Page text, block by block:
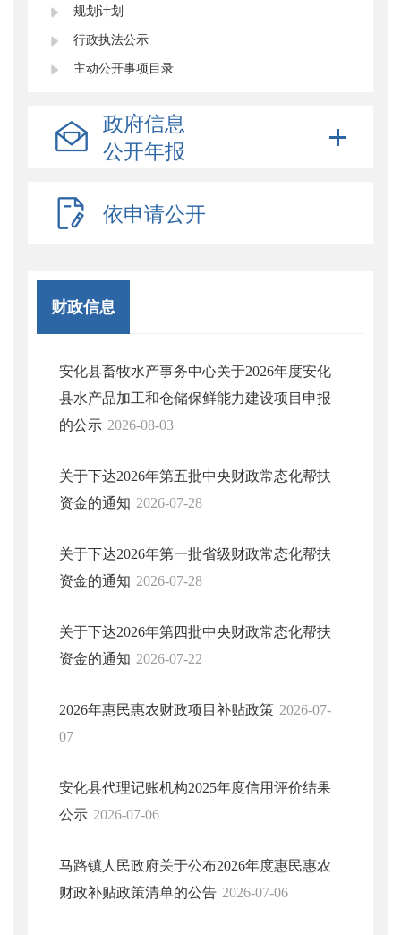
规划计划
行政执法公示
主动公开事项目录
政府信息
公开年报
依申请公开
财政信息
安化县畜牧水产事务中心关于2026年度安化
县水产品加工和仓储保鲜能力建设项目申报
的公示 2026-08-03
关于下达2026年第五批中央财政常态化帮扶
资金的通知 2026-07-28
关于下达2026年第一批省级财政常态化帮扶
资金的通知 2026-07-28
关于下达2026年第四批中央财政常态化帮扶
资金的通知 2026-07-22
2026年惠民惠农财政项目补贴政策 2026-07-
07
安化县代理记账机构2025年度信用评价结果
公示 2026-07-06
马路镇人民政府关于公布2026年度惠民惠农
财政补贴政策清单的公告 2026-07-06